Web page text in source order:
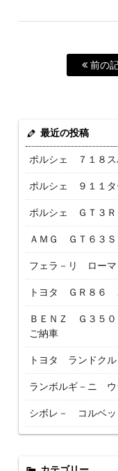
前の
最近の投稿
ポルシェ ７１８
ポルシェ ９１１
ポルシェ ＧＴ３
ＡＭＧ ＧＴ６３
フェラ－リ ロー
トヨタ ＧＲ８６
ＢＥＮＺ Ｇ３５
ご納車
トヨタ ランドク
ランボルギ－ニ
シボレ－ コルベ